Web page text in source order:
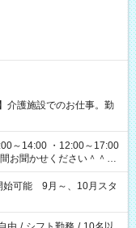
介護施設でのお仕事。勤
～14:00 ・12:00～17:00
お聞かせください＾＾
もの迎えに行きたい」
ご希望があれば教えてく
が 合計で週40時間を超
可能 9月～、10月スタ